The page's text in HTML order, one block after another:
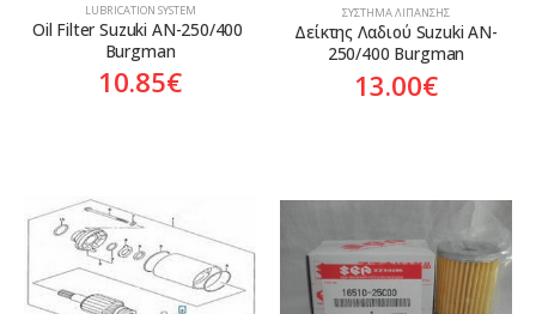
LUBRICATION SYSTEM
Oil Filter Suzuki AN-250/400
Burgman
10.85€
ΣΎΣΤΗΜΑ ΛΊΠΑΝΣΗΣ
Δείκτης Λαδιού Suzuki AN-
250/400 Burgman
13.00€